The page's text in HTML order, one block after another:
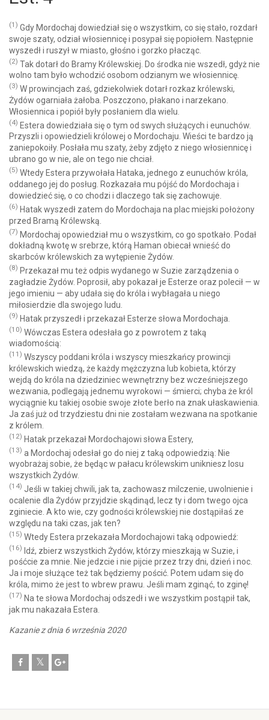
(1) Gdy Mordochaj dowiedział się o wszystkim, co się stało, rozdarł
swoje szaty, odział włosiennicę i posypał się popiołem. Następnie
wyszedł i ruszył w miasto, głośno i gorzko płacząc.
(2) Tak dotarł do Bramy Królewskiej. Do środka nie wszedł, gdyż nie
wolno tam było wchodzić osobom odzianym we włosiennicę.
(3) W prowincjach zaś, gdziekolwiek dotarł rozkaz królewski,
Żydów ogarniała żałoba. Poszczono, płakano i narzekano.
Włosiennica i popiół były posłaniem dla wielu.
(4) Estera dowiedziała się o tym od swych służących i eunuchów.
Przyszli i opowiedzieli królowej o Mordochaju. Wieści te bardzo ją
zaniepokoiły. Posłała mu szaty, żeby zdjęto z niego włosiennicę i
ubrano go w nie, ale on tego nie chciał.
(5) Wtedy Estera przywołała Hataka, jednego z eunuchów króla,
oddanego jej do posług. Rozkazała mu pójść do Mordochaja i
dowiedzieć się, o co chodzi i dlaczego tak się zachowuje.
(6) Hatak wyszedł zatem do Mordochaja na plac miejski położony
przed Bramą Królewską.
(7) Mordochaj opowiedział mu o wszystkim, co go spotkało. Podał
dokładną kwotę w srebrze, którą Haman obiecał wnieść do
skarbców królewskich za wytępienie Żydów.
(8) Przekazał mu też odpis wydanego w Suzie zarządzenia o
zagładzie Żydów. Poprosił, aby pokazał je Esterze oraz polecił — w
jego imieniu — aby udała się do króla i wybłagała u niego
miłosierdzie dla swojego ludu.
(9) Hatak przyszedł i przekazał Esterze słowa Mordochaja.
(10) Wówczas Estera odesłała go z powrotem z taką
wiadomością:
(11) Wszyscy poddani króla i wszyscy mieszkańcy prowincji
królewskich wiedzą, że każdy mężczyzna lub kobieta, którzy
wejdą do króla na dziedziniec wewnętrzny bez wcześniejszego
wezwania, podlegają jednemu wyrokowi — śmierci; chyba że król
wyciągnie ku takiej osobie swoje złote berło na znak ułaskawienia.
Ja zaś już od trzydziestu dni nie zostałam wezwana na spotkanie
z królem.
(12) Hatak przekazał Mordochajowi słowa Estery,
(13) a Mordochaj odesłał go do niej z taką odpowiedzią: Nie
wyobrażaj sobie, że będąc w pałacu królewskim unikniesz losu
wszystkich Żydów.
(14) Jeśli w takiej chwili, jak ta, zachowasz milczenie, uwolnienie i
ocalenie dla Żydów przyjdzie skądinąd, lecz ty i dom twego ojca
zginiecie. A kto wie, czy godności królewskiej nie dostąpiłaś ze
względu na taki czas, jak ten?
(15) Wtedy Estera przekazała Mordochajowi taką odpowiedź:
(16) Idź, zbierz wszystkich Żydów, którzy mieszkają w Suzie, i
pośćcie za mnie. Nie jedzcie i nie pijcie przez trzy dni, dzień i noc.
Ja i moje służące też tak będziemy pościć. Potem udam się do
króla, mimo że jest to wbrew prawu. Jeśli mam zginąć, to zginę!
(17) Na te słowa Mordochaj odszedł i we wszystkim postąpił tak,
jak mu nakazała Estera.
Kazanie z dnia 6 września 2020